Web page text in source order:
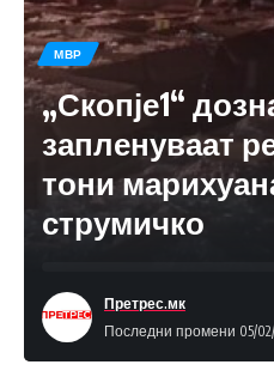
МВР
„Скопје1“
запленуваат
тони
струмичко
Последни промени 05/
Претрес.мк